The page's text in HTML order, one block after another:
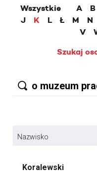
Wszystkie A B
J
K L Ł M N
V
Szukaj
Nazwisko
Koralewski